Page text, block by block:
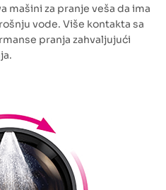
mašini za pranje veša da ima
vode. Više kontakta sa
pranja zahvaljujući